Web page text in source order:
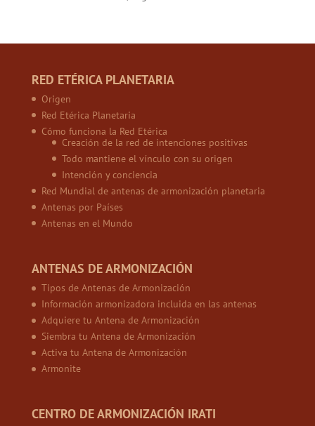
RED ETÉRICA PLANETARIA
Origen
Red Etérica Planetaria
Cómo funciona la Red Etérica
Creación de la red de intenciones positivas
Todo mantiene el vínculo con su origen
Intención y conciencia
Red Mundial de antenas de armonización planetaria
Antenas por Países
Antenas en el Mundo
ANTENAS DE ARMONIZACIÓN
Tipos de Antenas de Armonización
Información armonizadora incluida en las antenas
Adquiere tu Antena de Armonización
Siembra tu Antena de Armonización
Activa tu Antena de Armonización
Armonite
CENTRO DE ARMONIZACIÓN IRATI